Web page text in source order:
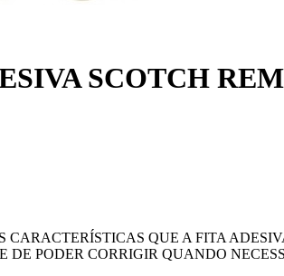
SCOTCH
CARACTERÍSTICAS QUE A FITA
DE PODER CORRIGIR QUANDO